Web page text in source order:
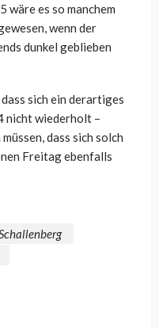
wäre es so manchem
wenn der
dunkel geblieben
sich ein derartiges
nicht wiederholt –
dass sich solch
Freitag ebenfalls